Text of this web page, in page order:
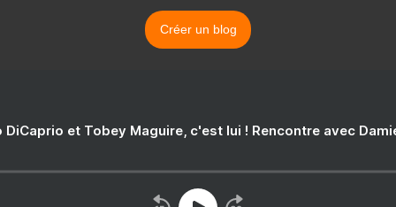
Créer un blog
DiCaprio et Tobey Maguire, c'est lui ! Rencontre avec